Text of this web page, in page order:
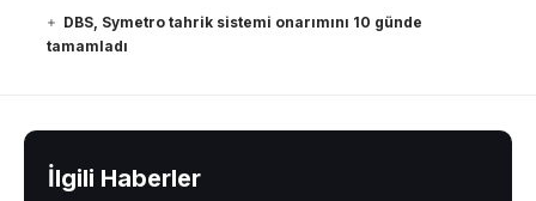
DBS, Symetro tahrik sistemi onarımını 10 günde
tamamladı
İlgili Haberler